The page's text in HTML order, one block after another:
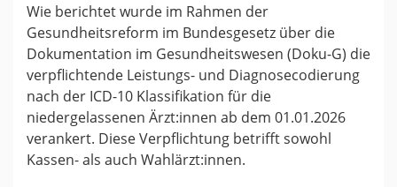
Wie berichtet wurde im Rahmen der
Gesundheitsreform im Bundesgesetz über die
Dokumentation im Gesundheitswesen (Doku-G) die
verpflichtende Leistungs- und Diagnosecodierung
nach der ICD-10 Klassifikation für die
niedergelassenen Ärzt:innen ab dem 01.01.2026
verankert. Diese Verpflichtung betrifft sowohl
Kassen- als auch Wahlärzt:innen.